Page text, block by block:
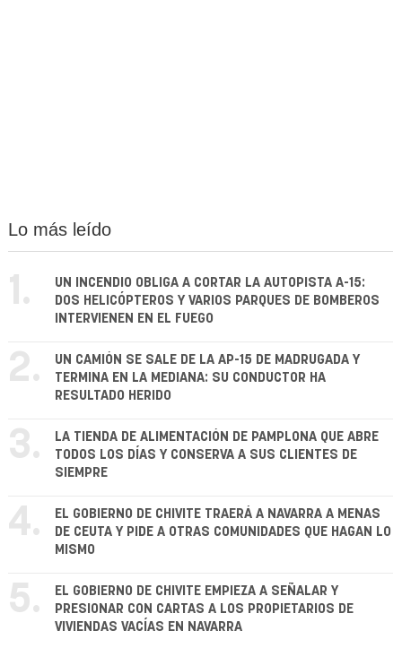
Lo más leído
1.
UN INCENDIO OBLIGA A CORTAR LA AUTOPISTA A-15:
DOS HELICÓPTEROS Y VARIOS PARQUES DE BOMBEROS
INTERVIENEN EN EL FUEGO
2.
UN CAMIÓN SE SALE DE LA AP-15 DE MADRUGADA Y
TERMINA EN LA MEDIANA: SU CONDUCTOR HA
RESULTADO HERIDO
3.
LA TIENDA DE ALIMENTACIÓN DE PAMPLONA QUE ABRE
TODOS LOS DÍAS Y CONSERVA A SUS CLIENTES DE
SIEMPRE
4.
EL GOBIERNO DE CHIVITE TRAERÁ A NAVARRA A MENAS
DE CEUTA Y PIDE A OTRAS COMUNIDADES QUE HAGAN LO
MISMO
5.
EL GOBIERNO DE CHIVITE EMPIEZA A SEÑALAR Y
PRESIONAR CON CARTAS A LOS PROPIETARIOS DE
VIVIENDAS VACÍAS EN NAVARRA